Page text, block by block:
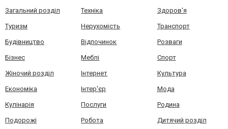
Загальний розділ Техніка Здоров'я
Туризм Нерухомість Транспорт
Будівництво Відпочинок Розваги
Бізнес Меблі Спорт
Жіночий розділ Інтернет Культура
Економіка Інтер'єр Мода
Кулінарія Послуги Родина
Подорожі Робота Дитячий розділ